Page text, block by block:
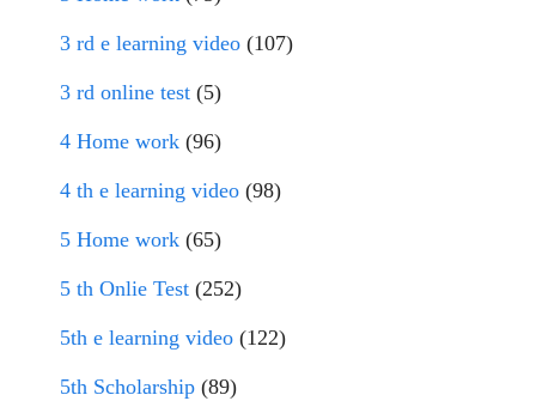
3 rd e learning video (107)
3 rd online test (5)
4 Home work (96)
4 th e learning video (98)
5 Home work (65)
5 th Onlie Test (252)
5th e learning video (122)
5th Scholarship (89)